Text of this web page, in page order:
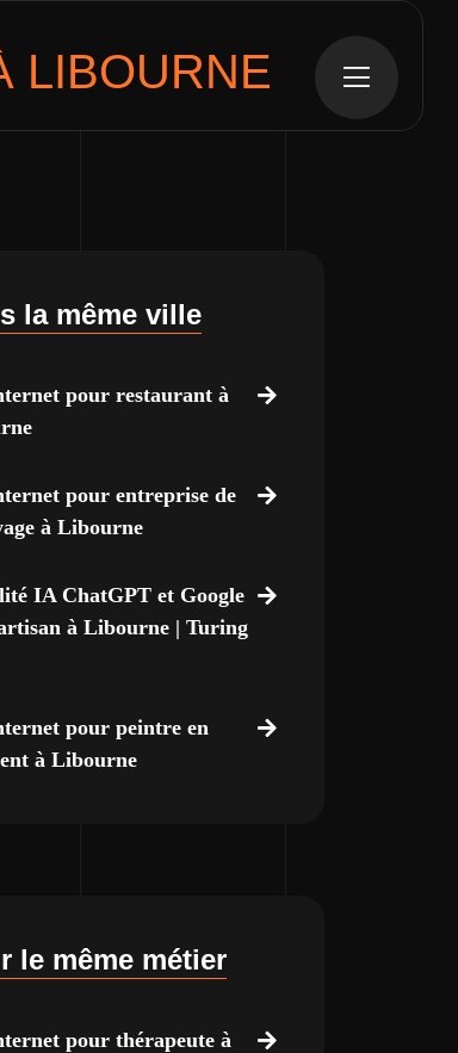
LIBOURNE
la même ville
pour restaurant à
pour entreprise de
à Libourne
IA ChatGPT et Google
à Libourne | Turing
pour peintre en
à Libourne
le même métier
pour thérapeute à